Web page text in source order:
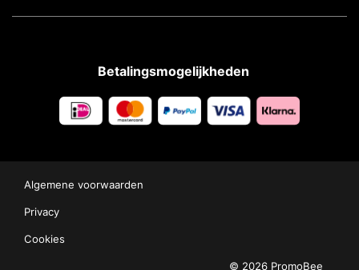
Betalingsmogelijkheden
Algemene voorwaarden
Privacy
Cookies
© 2026 PromoBee